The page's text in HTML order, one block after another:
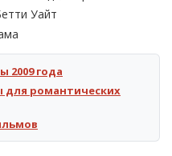
Уайт
2009 года
романтических